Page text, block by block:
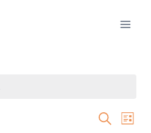
BuscarLista